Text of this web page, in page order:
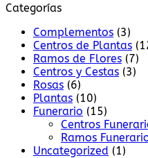
Categorías
Complementos (3)
Centros de Plantas
Ramos de Flores (7)
Centros y Cestas (3)
Rosas (6)
Plantas (10)
Funerario (15)
Centros
Ramos
Uncategorized (1)